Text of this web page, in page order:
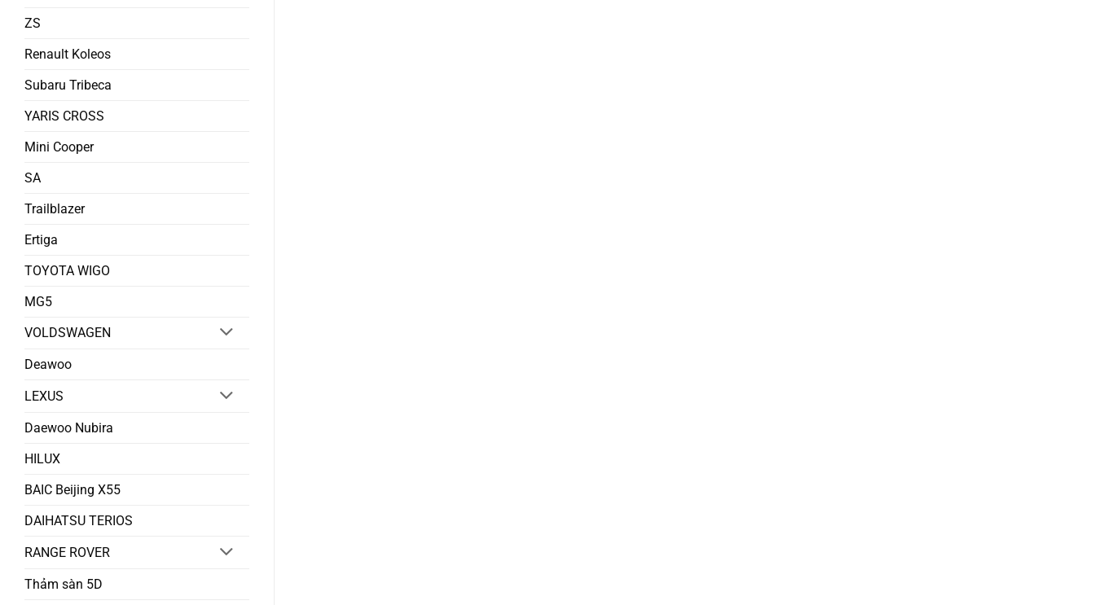
ZS
Renault Koleos
Subaru Tribeca
YARIS CROSS
Mini Cooper
SA
Trailblazer
Ertiga
TOYOTA WIGO
MG5
VOLDSWAGEN
Deawoo
LEXUS
Daewoo Nubira
HILUX
BAIC Beijing X55
DAIHATSU TERIOS
RANGE ROVER
Thảm sàn 5D